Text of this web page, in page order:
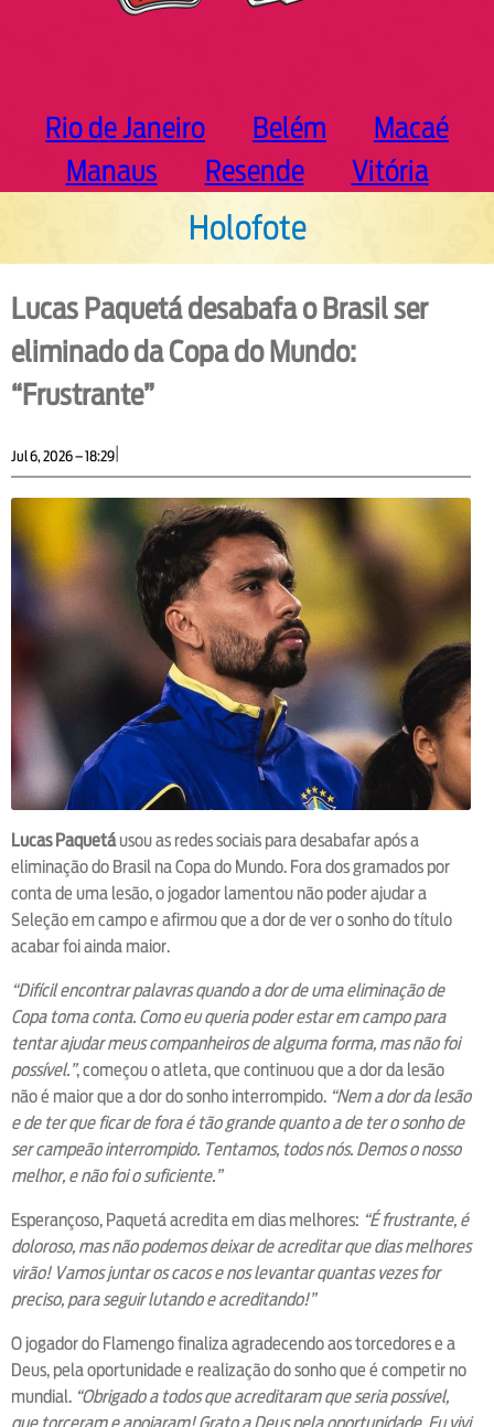
Rio de Janeiro Belém
Macaé
Manaus
Resende Vitória
Holofote
Lucas Paquetá desabafa o Brasil ser
eliminado da Copa do Mundo:
“Frustrante”
Jul 6, 2026 – 18:29|
Lucas Paquetáusou as redes sociais para desabafar após a
eliminação do Brasil na Copa do Mundo. Fora dos gramados por
conta de uma lesão, o jogador lamentou não poder ajudar a
Seleção em campo e afirmou que a dor de ver o sonho do título
acabar foi ainda maior.
“Difícil encontrar palavras quando a dor de uma eliminação de
Copa toma conta. Como eu queria poder estar em campo para
tentar ajudar meus companheiros de alguma forma, mas não foi
possível.”, começou o atleta, que continuou que a dor da lesão
não é maior que a dor do sonho interrompido. “Nem a dor da lesão
e de ter que ficar de fora é tão grande quanto a de ter o sonho de
ser campeão interrompido. Tentamos, todos nós. Demos o nosso
melhor, e não foi o suficiente.”
Esperançoso, Paquetá acredita em dias melhores: “É frustrante, é
doloroso, mas não podemos deixar de acreditar que dias melhores
virão! Vamos juntar os cacos e nos levantar quantas vezes for
preciso, para seguir lutando e acreditando!”
O jogador do Flamengo finaliza agradecendo aos torcedores e a
Deus, pela oportunidade e realização do sonho que é competir no
mundial. “Obrigado a todos que acreditaram que seria possível,